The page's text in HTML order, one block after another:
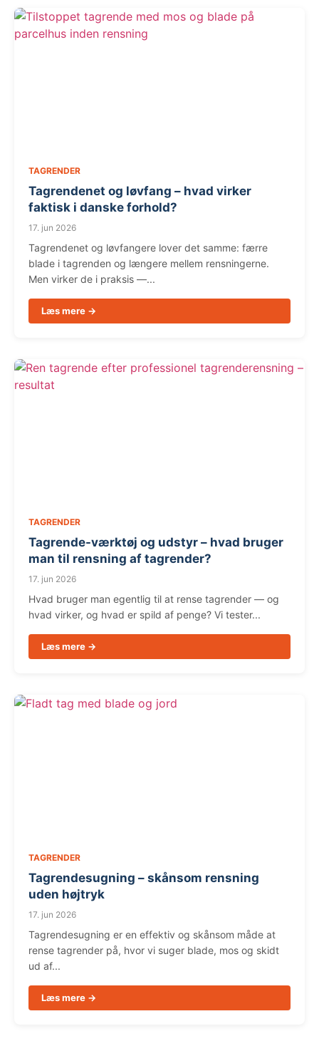
TAGRENDER
Tagrendenet og løvfang – hvad virker
faktisk i danske forhold?
17. jun 2026
Tagrendenet og løvfangere lover det samme: færre
blade i tagrenden og længere mellem rensningerne.
Men virker de i praksis —...
Læs mere →
TAGRENDER
Tagrende-værktøj og udstyr – hvad bruger
man til rensning af tagrender?
17. jun 2026
Hvad bruger man egentlig til at rense tagrender — og
hvad virker, og hvad er spild af penge? Vi tester...
Læs mere →
TAGRENDER
Tagrendesugning – skånsom rensning
uden højtryk
17. jun 2026
Tagrendesugning er en effektiv og skånsom måde at
rense tagrender på, hvor vi suger blade, mos og skidt
ud af...
Læs mere →